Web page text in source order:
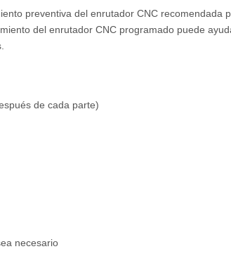
preventiva del enrutador CNC recomendada
del enrutador CNC programado puede
de cada parte)
necesario